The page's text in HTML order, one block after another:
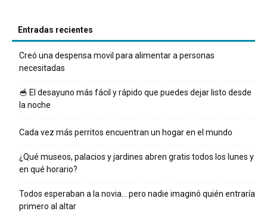
Entradas recientes
Creó una despensa movil para alimentar a personas
necesitadas
🥣 El desayuno más fácil y rápido que puedes dejar listo desde
la noche
Cada vez más perritos encuentran un hogar en el mundo
¿Qué museos, palacios y jardines abren gratis todos los lunes y
en qué horario?
Todos esperaban a la novia… pero nadie imaginó quién entraría
primero al altar